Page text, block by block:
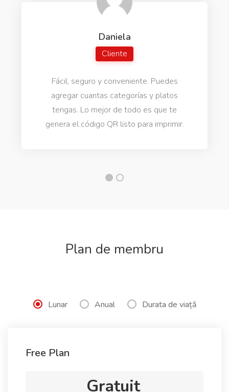
Daniela
Cliente
Fácil, seguro y conveniente. Puedes
agregar cuantas categorías y platos
tengas. Lo mejor de todo es que te
genera el código QR listo para imprimir.
Plan de membru
Lunar Anual Durata de viață
Free Plan
Gratuit